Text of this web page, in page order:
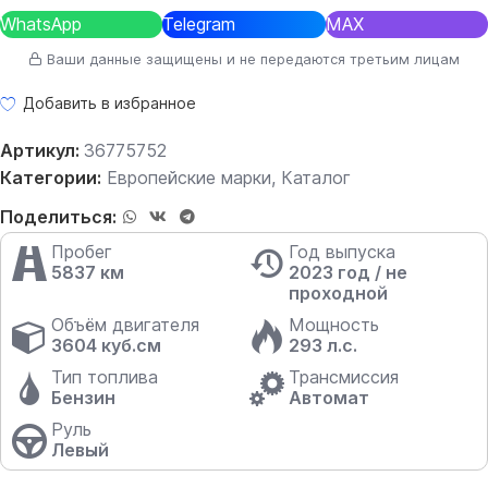
WhatsApp
Telegram MAX
Ваши данные защищены и не передаются третьим лицам
Добавить в избранное
Артикул: 36775752
Категории: Европейские марки, Каталог
Поделиться:
Пробег
5837 км
Год выпуска
2023 год / не
проходной
Объём двигателя
3604 куб.см
Мощность
293 л.с.
Тип топлива
Бензин
Трансмиссия
Автомат
Руль
Левый